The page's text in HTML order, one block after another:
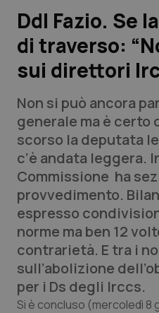
Lavoro e Professioni
Scienza e Farmaci
Studi e Analisi
Lettere al direttore
Edizioni Regionali
QS Pro
Professionisti
Abruzzo
Basilicata
QS Pro Gold
Artrite & artrosi
QS Club Newsletter
Ddl Fazio. Se
di traverso:
sui direttori
Non si può ancora
generale ma è certo
scorso la deputata
c’è andata leggera.
Commissione ha
provvedimento.
espresso
norme ma ben 12
contrarietà. E tra i
sull’abolizione
per i Ds degli Irccs.
Si è concluso (mercoledì 8